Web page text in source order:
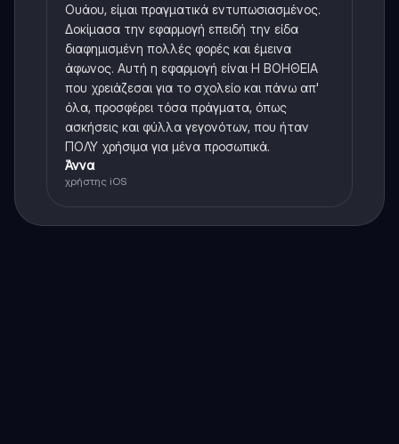
Ουάου, είμαι πραγματικά εντυπωσιασμένος.
Δοκίμασα την εφαρμογή επειδή την είδα
διαφημισμένη πολλές φορές και έμεινα
άφωνος. Αυτή η εφαρμογή είναι Η ΒΟΗΘΕΙΑ
που χρειάζεσαι για το σχολείο και πάνω απ'
όλα, προσφέρει τόσα πράγματα, όπως
ασκήσεις και φύλλα γεγονότων, που ήταν
ΠΟΛΥ χρήσιμα για μένα προσωπικά.
Άννα
χρήστης iOS